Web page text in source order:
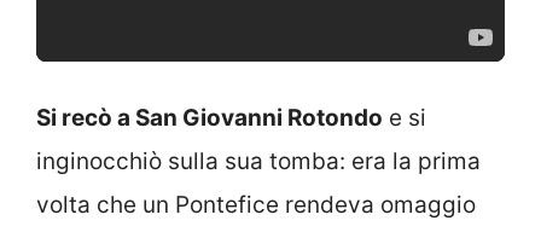
Si recò a San Giovanni Rotondo e si
inginocchiò sulla sua tomba: era la prima
volta che un Pontefice rendeva omaggio